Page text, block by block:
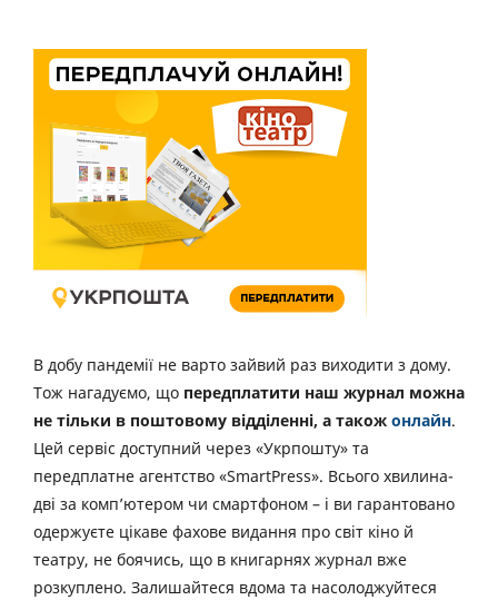
В добу пандемії не варто зайвий раз виходити з дому.
Тож нагадуємо, що передплатити наш журнал можна
не тільки в поштовому відділенні, а також онлайн.
Цей сервіс доступний через «Укрпошту» та
передплатне агентство «SmartPress». Всього хвилина-
дві за комп’ютером чи смартфоном – і ви гарантовано
одержуєте цікаве фахове видання про світ кіно й
театру, не боячись, що в книгарнях журнал вже
розкуплено. Залишайтеся вдома та насолоджуйтеся